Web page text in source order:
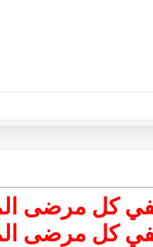
كل مرضى
كل مرضى